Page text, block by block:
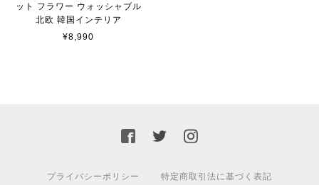
ット フラワー ウォッシャブル
北欧 韓国インテリア
¥8,990
プライバシーポリシー 特定商取引法に基づく表記